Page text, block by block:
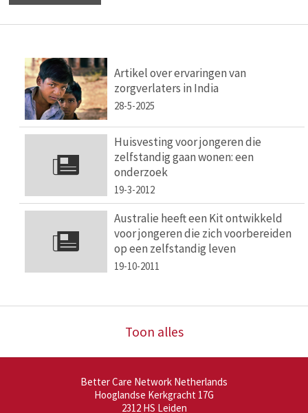
Artikel over ervaringen van
zorgverlaters in India
28-5-2025
Huisvesting voor jongeren die
zelfstandig gaan wonen: een
onderzoek
19-3-2012
Australie heeft een Kit ontwikkeld
voor jongeren die zich voorbereiden
op een zelfstandig leven
19-10-2011
Toon alles
Better Care Network Netherlands
Hooglandse Kerkgracht 17G
2312 HS Leiden